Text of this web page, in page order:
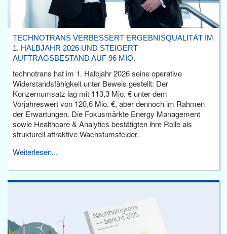
TECHNOTRANS VERBESSERT ERGEBNISQUALITÄT IM
1. HALBJAHR 2026 UND STEIGERT
AUFTRAGSBESTAND AUF 96 MIO.
technotrans hat im 1. Halbjahr 2026 seine operative
Widerstandsfähigkeit unter Beweis gestellt: Der
Konzernumsatz lag mit 113,3 Mio. € unter dem
Vorjahreswert von 120,6 Mio. €, aber dennoch im Rahmen
der Erwartungen. Die Fokusmärkte Energy Management
sowie Healthcare & Analytics bestätigten ihre Rolle als
strukturell attraktive Wachstumsfelder.
Weiterlesen...